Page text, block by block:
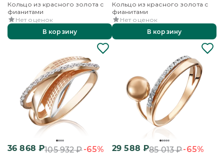
Кольцо из красного золота с
фианитами
Нет оценок
В корзину
Кольцо из красного золота с
фианитами
Нет оценок
В корзину
36 868 ₽105 932₽-65% 29 588 ₽85 013₽-65%